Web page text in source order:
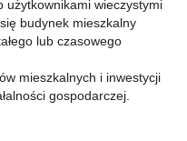
użytkownikami wieczystymi
budynek mieszkalny
lub czasowego
mieszkalnych i inwestycji
gospodarczej.